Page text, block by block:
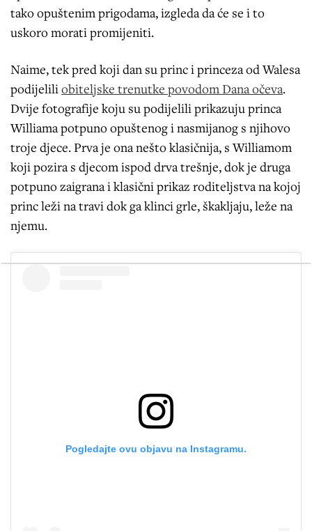
tako opuštenim prigodama, izgleda da će se i to
uskoro morati promijeniti.
Naime, tek pred koji dan su princ i princeza od Walesa
podijeliliobiteljske trenutke povodom Dana očeva.
Dvije fotografije koju su podijelili prikazuju princa
Williama potpuno opuštenog i nasmijanog s njihovo
troje djece. Prva je ona nešto klasičnija, s Williamom
koji pozira s djecom ispod drva trešnje, dok je druga
potpuno zaigrana i klasični prikaz roditeljstva na kojoj
princ leži na travi dok ga klinci grle, škakljaju, leže na
njemu.
Pogledajte ovu objavu na Instagramu.